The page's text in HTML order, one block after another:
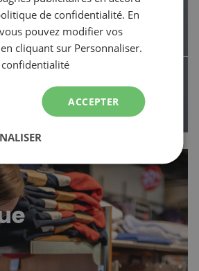
questions? Nous
de confidentialité. En
pouvez modifier vos
cliquant sur Personnaliser.
ACCEPTER